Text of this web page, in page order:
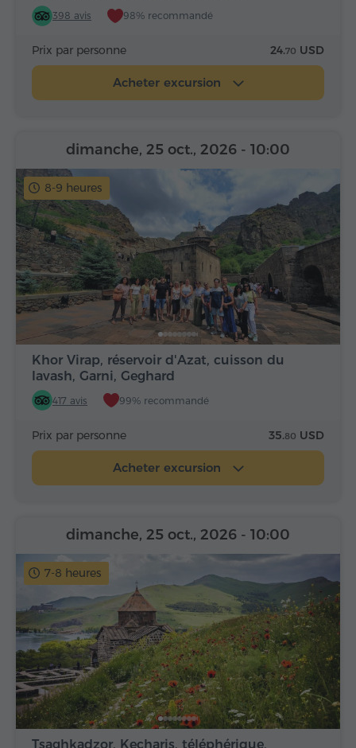
398 avis 98% recommandé
Prix par personne 24.70 USD
Acheter excursion
8-9 heures
Khor Virap, réservoir d'Azat, cuisson du
lavash, Garni, Geghard
417 avis 99% recommandé
dimanche, 25 oct., 2026 - 10:00
Prix par personne 35.80 USD
Acheter excursion
7-8 heures
Tsaghkadzor, Kecharis, téléphérique,
dimanche, 25 oct., 2026 - 10:00